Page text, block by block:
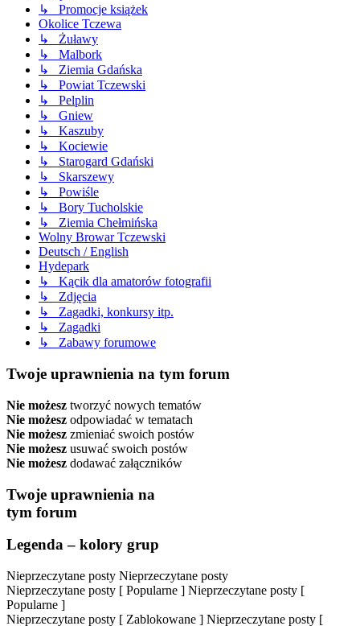
↳ Promocje książek
Okolice Tczewa
↳ Żuławy
↳ Malbork
↳ Ziemia Gdańska
↳ Powiat Tczewski
↳ Pelplin
↳ Gniew
↳ Kaszuby
↳ Kociewie
↳ Starogard Gdański
↳ Skarszewy
↳ Powiśle
↳ Bory Tucholskie
↳ Ziemia Chełmińska
Wolny Browar Tczewski
Deutsch / English
Hydepark
↳ Kącik dla amatorów fotografii
↳ Zdjęcia
↳ Zagadki, konkursy itp.
↳ Zagadki
↳ Zabawy forumowe
Twoje uprawnienia na tym forum
Nie możesz tworzyć nowych tematów
Nie możesz odpowiadać w tematach
Nie możesz zmieniać swoich postów
Nie możesz usuwać swoich postów
Nie możesz dodawać załączników
Twoje uprawnienia na
tym forum
Legenda – kolory grup
Nieprzeczytane posty Nieprzeczytane posty
Nieprzeczytane posty [ Popularne ] Nieprzeczytane posty [
Popularne ]
Nieprzeczytane posty [ Zablokowane ] Nieprzeczytane posty [